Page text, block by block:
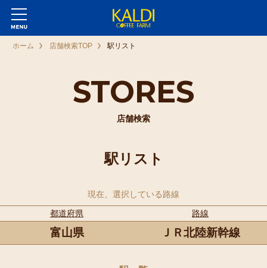
STORES
店舗検索
ホーム 店舗検索TOP 駅リスト
駅リスト
現在、選択している路線
都道府県
路線
富山県 ＪＲ北陸新幹線